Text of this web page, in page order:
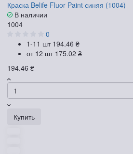
Краска Belife Fluor Paint синяя (1004)
В наличии
1004
0
1-11 шт 194.46 ₴
от 12 шт 175.02 ₴
194.46 ₴
Купить